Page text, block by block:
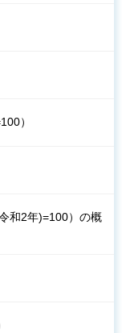
）
和2年)=100）の概